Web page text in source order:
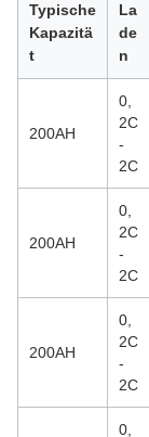
Typische
Kapazitä
t
La
de
n
200AH
0,
2C
-
2C
200AH
0,
2C
-
2C
200AH
0,
2C
-
2C
0,